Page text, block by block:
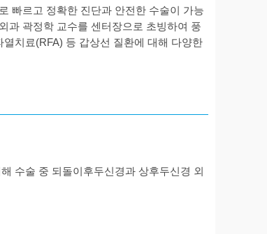
빠르고 정확한 진단과 안전한 수술이 가능
과 곽정학 교수를 센터장으로 초빙하여 풍
열치료(RFA) 등 갑상선 질환에 대해 다양한
수술 중 되돌이후두신경과 상후두신경 외